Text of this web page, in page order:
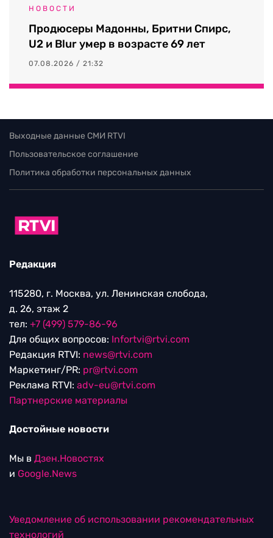
НОВОСТИ
Продюсеры Мадонны, Бритни Спирс,
U2 и Blur умер в возрасте 69 лет
07.08.2026 / 21:32
Выходные данные СМИ RTVI
Пользовательское соглашение
Политика обработки персональных данных
Редакция
115280, г. Москва, ул. Ленинская слобода,
д. 26, этаж 2
тел: +7 (499) 579-86-96
Для общих вопросов: Infortvi@rtvi.com
Редакция RTVI: news@rtvi.com
Маркетинг/PR: pr@rtvi.com
Реклама RTVI: adv-eu@rtvi.com
Партнерские материалы
Достойные новости
Мы в Дзен.Новостях
и Google.News
Уведомление об использовании рекомендательных
технологий